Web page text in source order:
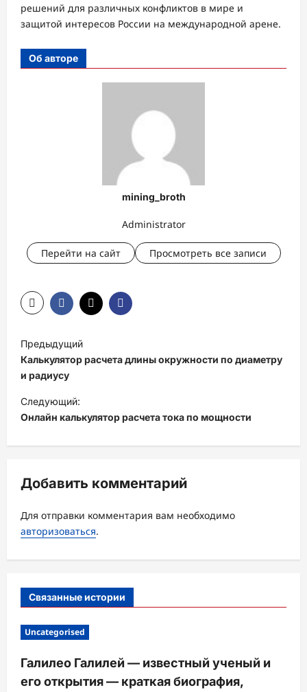
решений для различных конфликтов в мире и
защитой интересов России на международной арене.
Об авторе
mining_broth
Administrator
Перейти на сайт Просмотреть все записи
Н
а
в
и
г
а
и
з
и
с
и
Предыдущий
Калькулятор расчета длины окружности по диаметру
и радиусу
Следующий:
Онлайн калькулятор расчета тока по мощности
Добавить комментарий
Для отправки комментария вам необходимо
авторизоваться.
Связанные истории
Uncategorised
Галилео Галилей — известный ученый и
его открытия — краткая биография,